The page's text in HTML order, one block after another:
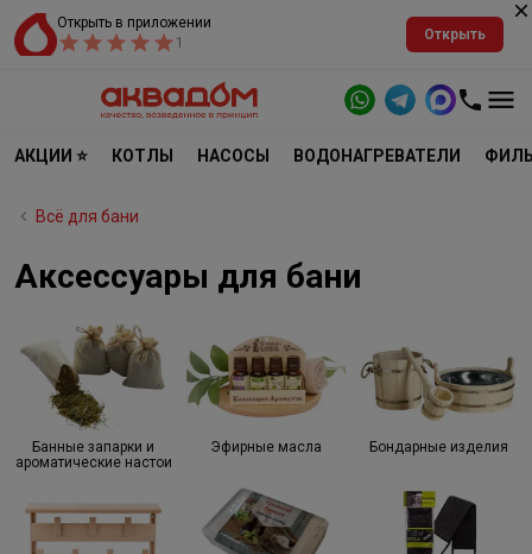
Открыть в приложении
1
Открыть
АКЦИИ ⭐ КОТЛЫ НАСОСЫ ВОДОНАГРЕВАТЕЛИ
Всё для бани
Аксессуары для бани
Банные запарки и
ароматические настои
Эфирные масла Бондарные изделия